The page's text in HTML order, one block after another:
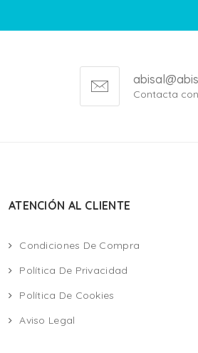
Contacta
ATENCIÓN AL CLIENTE
Condiciones De Compra
Política De Privacidad
Política De Cookies
Aviso Legal